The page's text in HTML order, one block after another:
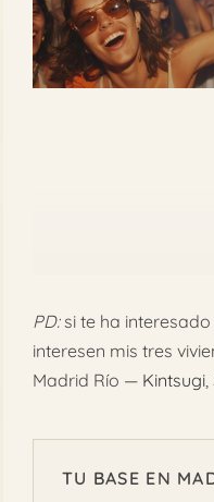
imagen
más
grande
PD:si te ha
interesen mis tres
Madrid Río — Kintsugi,
TU BASE EN